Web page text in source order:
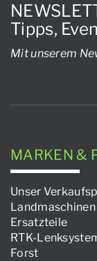
Tipps,
Mit unserem
MARKEN &
Unser
Landmaschinen
Ersatzteile
RTK-
Forst